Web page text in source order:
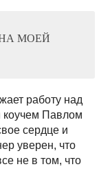
МОЕЙ
работу над
коучем Павлом
сердце и
уверен, что
не в том, что